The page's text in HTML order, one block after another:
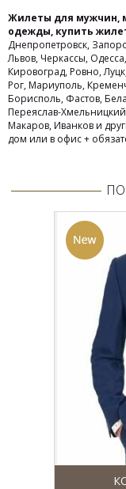
Жилеты для мужчин,
одежды, купить
Днепропетровск,
Львов, Черкассы,
Кировоград, Ровно,
Рог, Мариуполь,
Борисполь, Фастов,
Переяслав-
Макаров, Иванков и
дом или в офис +